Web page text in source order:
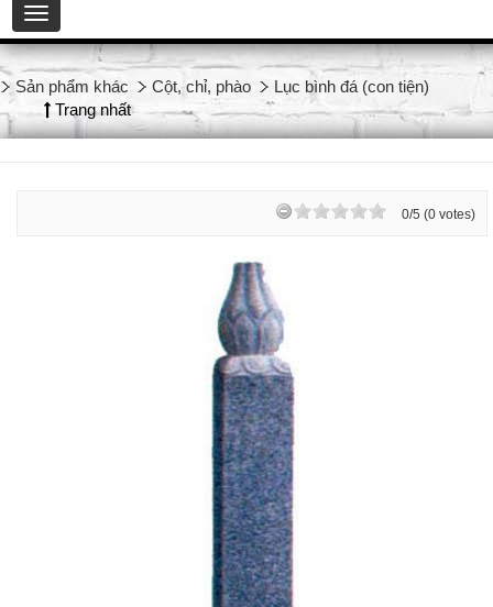
Toggle
navigation
Sản phẩm khác Cột, chỉ, phào
Lục bình đá (con tiện)
Trang nhất
0/5 (0 votes)